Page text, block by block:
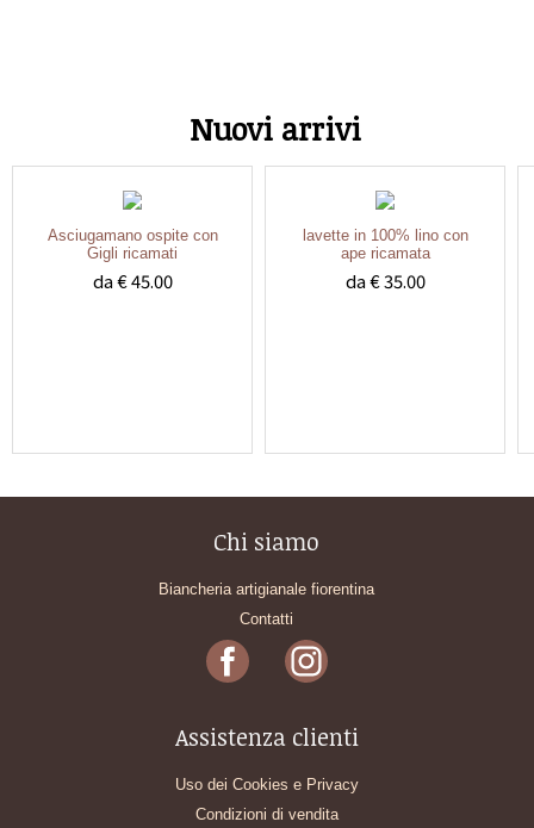
Nuovi arrivi
Asciugamano ospite con
Gigli ricamati
da € 45.00
lavette in 100% lino con
ape ricamata
da € 35.00
Chi siamo
Biancheria artigianale fiorentina
Contatti
Assistenza clienti
Uso dei Cookies e Privacy
Condizioni di vendita